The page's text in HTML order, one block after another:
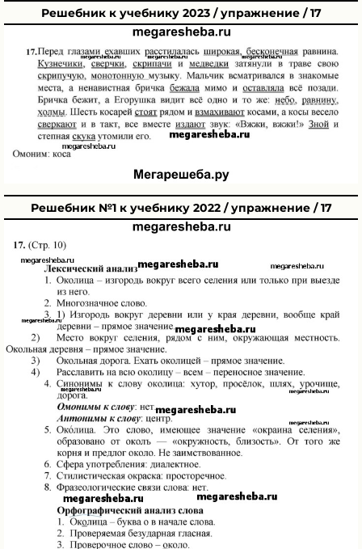
Решебник к учебнику 2023 / упражнение / 17
Решебник №1 к учебнику 2022 / упражнение / 17